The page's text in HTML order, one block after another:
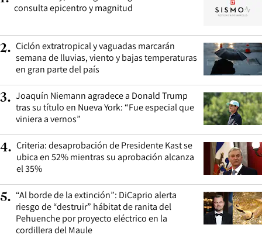
consulta epicentro y magnitud
2. Ciclón extratropical y vaguadas marcarán
semana de lluvias, viento y bajas temperaturas
en gran parte del país
3. Joaquín Niemann agradece a Donald Trump
tras su título en Nueva York: “Fue especial que
viniera a vernos”
4. Criteria: desaprobación de Presidente Kast se
ubica en 52% mientras su aprobación alcanza
el 35%
5. “Al borde de la extinción”: DiCaprio alerta
riesgo de “destruir” hábitat de ranita del
Pehuenche por proyecto eléctrico en la
cordillera del Maule